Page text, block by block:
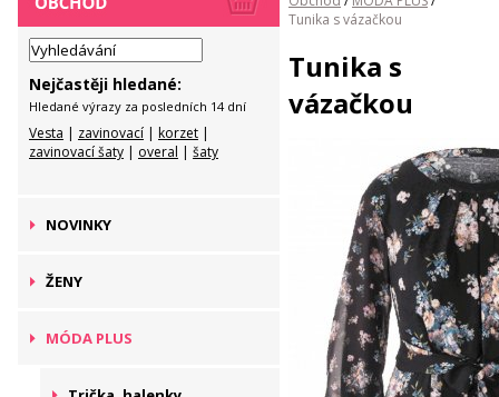
Nejčastěji hledané:
Hledané výrazy za posledních 14 dní
Vesta | zavinovací | korzet |
zavinovací šaty | overal | šaty
NOVINKY
ŽENY
MÓDA PLUS
Tunika s vázačkou
Tunika s
vázačkou